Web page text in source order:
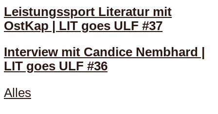
Leistungssport Literatur mit
OstKap | LIT goes ULF #37
Interview mit Candice Nembhard |
LIT goes ULF #36
Alles